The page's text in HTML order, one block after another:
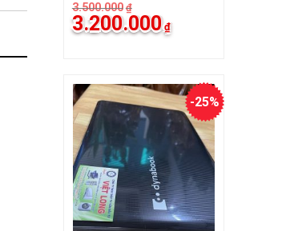
3.500.000 ₫
Giá
gốc
3.200.000 ₫hiện
tại
-25%